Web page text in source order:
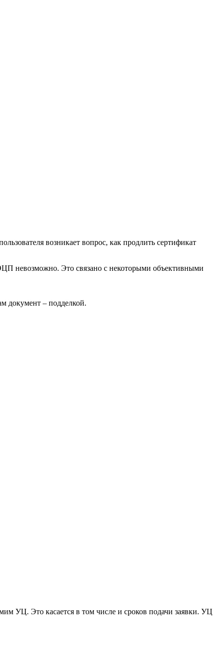
возникает вопрос, как продлить сертификат
невозможно. Это связано с некоторыми объективными
документ – подделкой.
УЦ. Это касается в том числе и сроков подачи заявки. УЦ